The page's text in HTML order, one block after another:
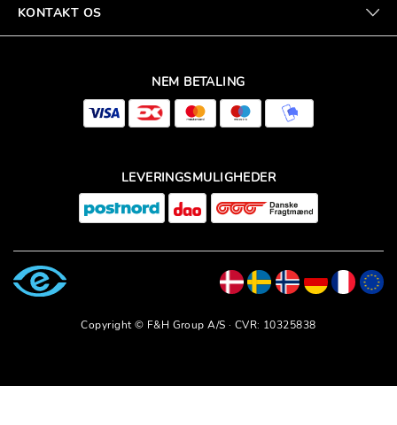
KONTAKT OS
NEM BETALING
LEVERINGSMULIGHEDER
Copyright © F&H Group A/S · CVR: 10325838